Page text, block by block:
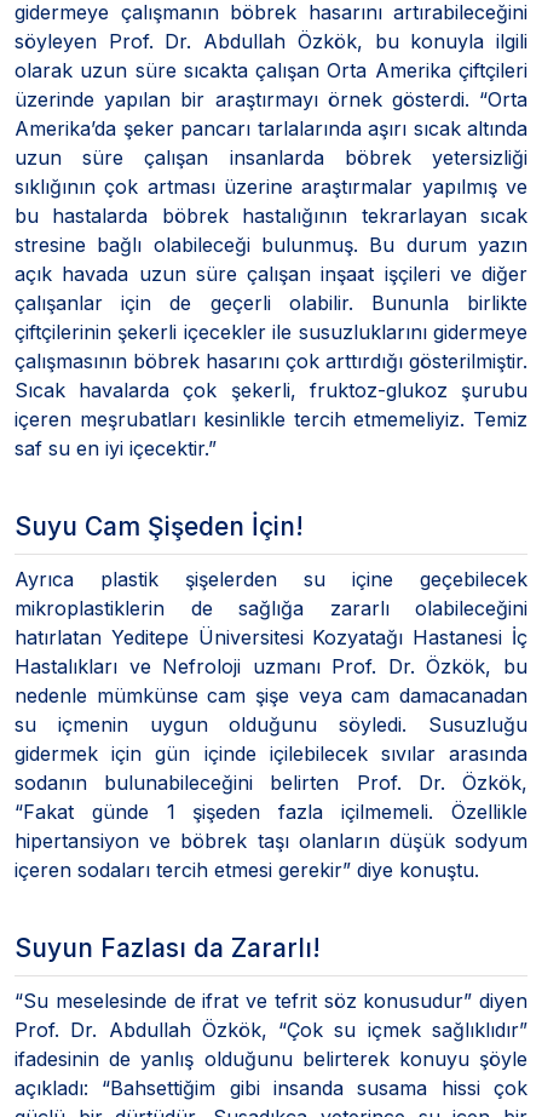
gidermeye çalışmanın böbrek hasarını artırabileceğini
söyleyen Prof. Dr. Abdullah Özkök, bu konuyla ilgili
olarak uzun süre sıcakta çalışan Orta Amerika çiftçileri
üzerinde yapılan bir araştırmayı örnek gösterdi. “Orta
Amerika’da şeker pancarı tarlalarında aşırı sıcak altında
uzun süre çalışan insanlarda böbrek yetersizliği
sıklığının çok artması üzerine araştırmalar yapılmış ve
bu hastalarda böbrek hastalığının tekrarlayan sıcak
stresine bağlı olabileceği bulunmuş. Bu durum yazın
açık havada uzun süre çalışan inşaat işçileri ve diğer
çalışanlar için de geçerli olabilir. Bununla birlikte
çiftçilerinin şekerli içecekler ile susuzluklarını gidermeye
çalışmasının böbrek hasarını çok arttırdığı gösterilmiştir.
Sıcak havalarda çok şekerli, fruktoz-glukoz şurubu
içeren meşrubatları kesinlikle tercih etmemeliyiz. Temiz
saf su en iyi içecektir.”
Suyu Cam Şişeden İçin!
Ayrıca plastik şişelerden su içine geçebilecek
mikroplastiklerin de sağlığa zararlı olabileceğini
hatırlatan Yeditepe Üniversitesi Kozyatağı Hastanesi İç
Hastalıkları ve Nefroloji uzmanı Prof. Dr. Özkök, bu
nedenle mümkünse cam şişe veya cam damacanadan
su içmenin uygun olduğunu söyledi. Susuzluğu
gidermek için gün içinde içilebilecek sıvılar arasında
sodanın bulunabileceğini belirten Prof. Dr. Özkök,
“Fakat günde 1 şişeden fazla içilmemeli. Özellikle
hipertansiyon ve böbrek taşı olanların düşük sodyum
içeren sodaları tercih etmesi gerekir” diye konuştu.
Suyun Fazlası da Zararlı!
“Su meselesinde de ifrat ve tefrit söz konusudur” diyen
Prof. Dr. Abdullah Özkök, “Çok su içmek sağlıklıdır”
ifadesinin de yanlış olduğunu belirterek konuyu şöyle
açıkladı: “Bahsettiğim gibi insanda susama hissi çok